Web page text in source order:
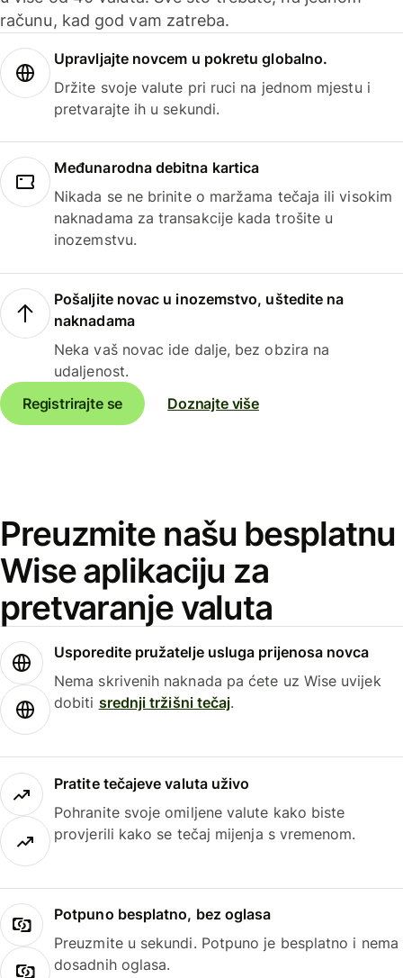
računu, kad god vam zatreba.
Upravljajte novcem u pokretu globalno.
Držite svoje valute pri ruci na jednom mjestu i
pretvarajte ih u sekundi.
Međunarodna debitna kartica
Nikada se ne brinite o maržama tečaja ili visokim
naknadama za transakcije kada trošite u
inozemstvu.
Pošaljite novac u inozemstvo, uštedite na
naknadama
Neka vaš novac ide dalje, bez obzira na
udaljenost.
Registrirajte se
Doznajte više
Preuzmite našu besplatnu
Wise aplikaciju za
pretvaranje valuta
Usporedite pružatelje usluga prijenosa novca
Nema skrivenih naknada pa ćete uz Wise uvijek
dobiti srednji tržišni tečaj.
Pratite tečajeve valuta uživo
Pohranite svoje omiljene valute kako biste
provjerili kako se tečaj mijenja s vremenom.
Potpuno besplatno, bez oglasa
Preuzmite u sekundi. Potpuno je besplatno i nema
dosadnih oglasa.